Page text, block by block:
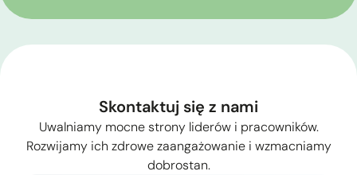
Skontaktuj się z nami
Uwalniamy mocne strony liderów i pracowników.
Rozwijamy ich zdrowe zaangażowanie i wzmacniamy
dobrostan.